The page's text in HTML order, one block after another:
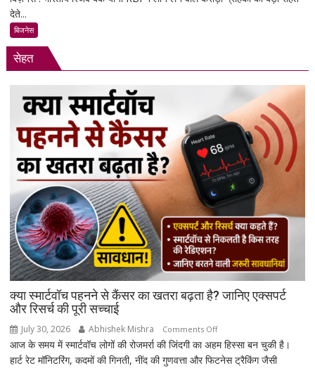
बैंक
कर
सकेंगे
आपका
मोबाइल-
लैपटॉप
लॉक,
1
जनवरी
2027
से
नए
देते...
बिजनेस
सेहत
क्या स्मार्टवॉच पहनने से कैंसर का खतरा बढ़ता है? जानिए एक्सपर्ट
और रिसर्च की पूरी सच्चाई
July 30, 2026 Abhishek Mishra Comments Offon
क्या
स्मार्टवॉच
आज के समय में स्मार्टवॉच लोगों की रोजमर्रा की जिंदगी का अहम हिस्सा बन चुकी है।
हार्ट रेट मॉनिटरिंग, कदमों की गिनती, नींद की गुणवत्ता और फिटनेस ट्रैकिंग जैसी